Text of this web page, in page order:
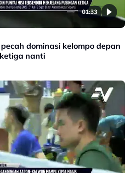
01:33
dominasi kelompo depan
nanti